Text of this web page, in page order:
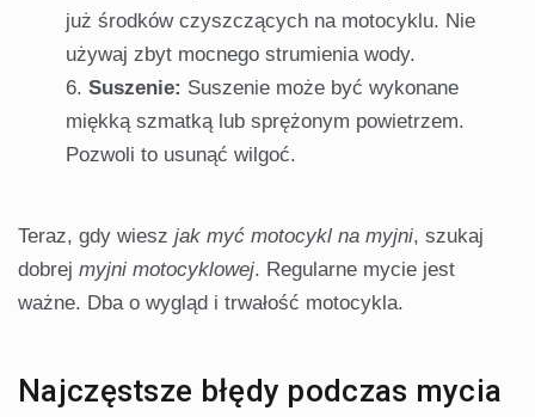
już środków czyszczących na motocyklu. Nie
używaj zbyt mocnego strumienia wody.
Suszenie: Suszenie może być wykonane
miękką szmatką lub sprężonym powietrzem.
Pozwoli to usunąć wilgoć.
Teraz, gdy wiesz jak myć motocykl na myjni, szukaj
dobrej myjni motocyklowej. Regularne mycie jest
ważne. Dba o wygląd i trwałość motocykla.
Najczęstsze błędy podczas mycia